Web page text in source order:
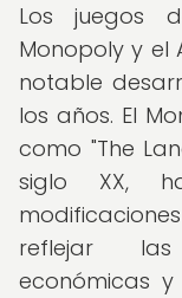
Los juegos
Monopoly y el
notable
los años. El
como "The
siglo XX,
reflejar las
económicas